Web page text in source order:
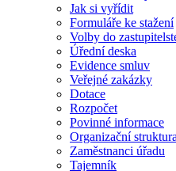
Jak si vyřídit
Formuláře ke stažení
Volby do
Úřední deska
Evidence smluv
Veřejné zakázky
Dotace
Rozpočet
Povinné informace
Organizační struktura
Zaměstnanci úřadu
Tajemník